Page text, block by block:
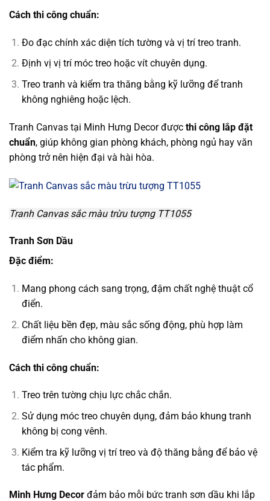
Cách thi công chuẩn:
Đo đạc chính xác diện tích tường và vị trí treo tranh.
Định vị vị trí móc treo hoặc vít chuyên dụng.
Treo tranh và kiểm tra thăng bằng kỹ lưỡng để tranh
không nghiêng hoặc lệch.
Tranh Canvas tại Minh Hưng Decor được thi công lắp đặt
chuẩn, giúp không gian phòng khách, phòng ngủ hay văn
phòng trở nên hiện đại và hài hòa.
Tranh Canvas sắc màu trừu tượng TT1055
Tranh Sơn Dầu
Đặc điểm:
Mang phong cách sang trọng, đậm chất nghệ thuật cổ
điển.
Chất liệu bền đẹp, màu sắc sống động, phù hợp làm
điểm nhấn cho không gian.
Cách thi công chuẩn:
Treo trên tường chịu lực chắc chắn.
Sử dụng móc treo chuyên dụng, đảm bảo khung tranh
không bị cong vênh.
Kiểm tra kỹ lưỡng vị trí treo và độ thăng bằng để bảo vệ
tác phẩm.
Minh Hưng Decor đảm bảo mỗi bức tranh sơn dầu khi lắp